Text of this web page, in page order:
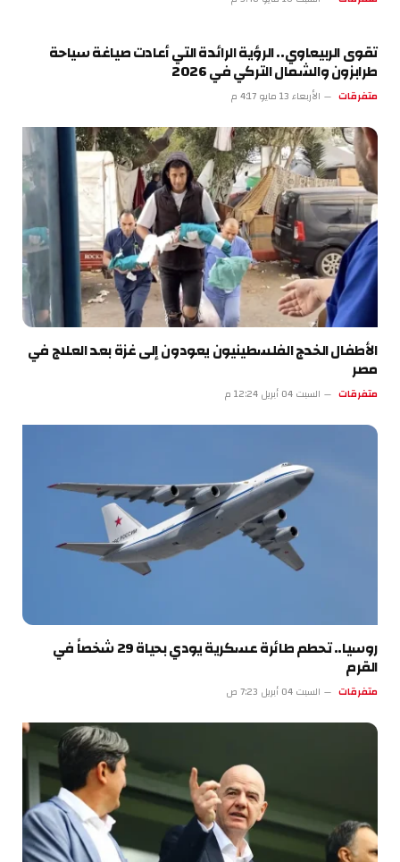
تقوى الربيعاوي.. الرؤية الرائدة التي أعادت صياغة سياحة
طرابزون والشمال التركي في 2026
متفرقات الأربعاء 13 مايو 4:17 م
الأطفال الخدج الفلسطينيون يعودون إلى غزة بعد العلاج في
مصر
متفرقات السبت 04 أبريل 12:24 م
روسيا.. تحطم طائرة عسكرية يودي بحياة 29 شخصاً في
القرم
متفرقات السبت 04 أبريل 7:23 ص